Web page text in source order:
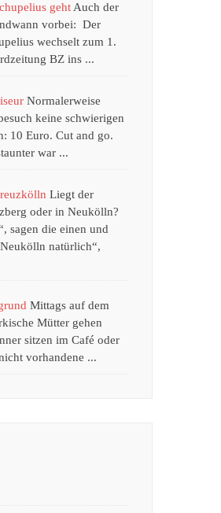
geht Auch der
vorbei: Der
wechselt zum 1.
BZ ins ...
Normalerweise
keine schwierigen
10 Euro. Cut and go.
war ...
Liegt der
oder in Neukölln?
sagen die einen und
natürlich“,
Mittags auf dem
Mütter gehen
sitzen im Café oder
vorhandene ...